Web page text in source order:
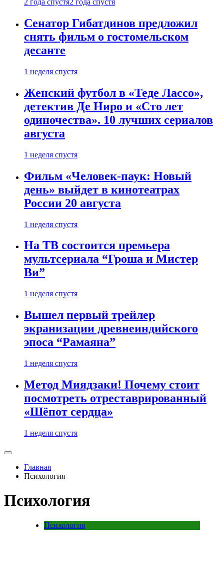
2 года спустя2 года спустя
Сенатор Гибатдинов предложил
снять фильм о гостомельском
десанте
1 неделя спустя
Женский футбол в «Теде Лассо»,
детектив Де Ниро и «Сто лет
одиночества». 10 лучших сериалов
августа
1 неделя спустя
Фильм «Человек-паук: Новый
день» выйдет в кинотеатрах
России 20 августа
1 неделя спустя
На ТВ состоится премьера
мультсериала “Гроша и Мистер
Ви”
1 неделя спустя
Вышел первый трейлер
экранизации древнеиндийского
эпоса “Рамаяна”
1 неделя спустя
Метод Миядзаки! Почему стоит
посмотреть отреставрированный
«Шёпот сердца»
1 неделя спустя
Главная
Психология
Психология
Психология